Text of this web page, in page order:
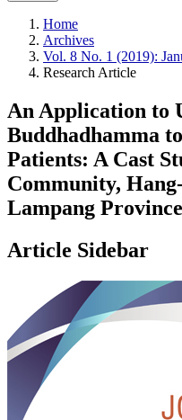
Home
Archives
Vol. 8 No. 1 (2019):
Research Article
An Application to
Buddhadhamma
Patients: A Cast
Community,
Lampang Province
Article Sidebar